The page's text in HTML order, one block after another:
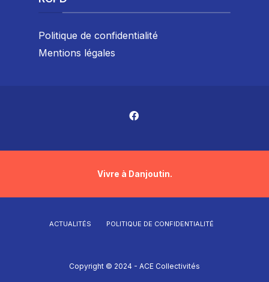
Politique de confidentialité
Mentions légales
Vivre à Danjoutin.
ACTUALITÉS POLITIQUE DE CONFIDENTIALITÉ
Copyright © 2024 - ACE Collectivités